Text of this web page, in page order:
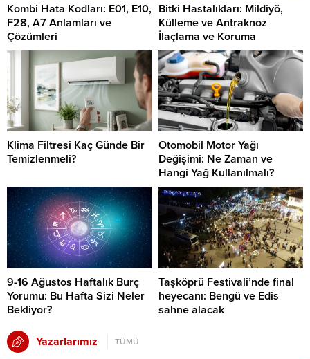
Kombi Hata Kodları: E01, E10,
F28, A7 Anlamları ve
Çözümleri
Bitki Hastalıkları: Mildiyö,
Külleme ve Antraknoz
İlaçlama ve Koruma
Klima Filtresi Kaç Günde Bir
Temizlenmeli?
Otomobil Motor Yağı
Değişimi: Ne Zaman ve
Hangi Yağ Kullanılmalı?
9-16 Ağustos Haftalık Burç
Yorumu: Bu Hafta Sizi Neler
Bekliyor?
Taşköprü Festivali’nde final
heyecanı: Bengü ve Edis
sahne alacak
Yazarlarımız TÜMÜ